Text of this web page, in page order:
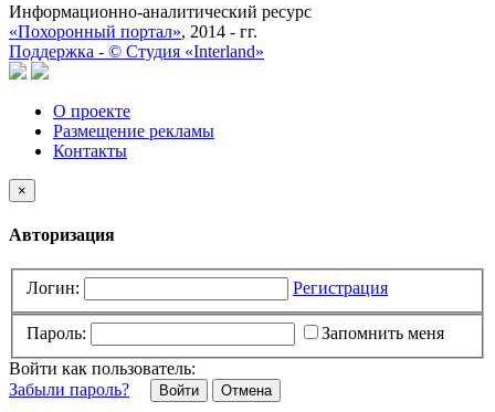
Информационно-аналитический ресурс
«Похоронный портал», 2014 - гг.
Поддержка - © Cтудия «Interland»
О проекте
Размещение рекламы
Контакты
×
Авторизация
Логин: Регистрация
Пароль:
Запомнить меня
Войти как пользователь:
Забыли пароль?
Отмена